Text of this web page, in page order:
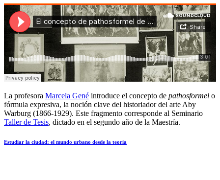
La profesora Marcela Gené introduce el concepto de pathosformel o
fórmula expresiva, la noción clave del historiador del arte Aby
Warburg (1866-1929). Este fragmento corresponde al Seminario
Taller de Tesis, dictado en el segundo año de la Maestría.
Estudiar la ciudad: el mundo urbano desde la teoría